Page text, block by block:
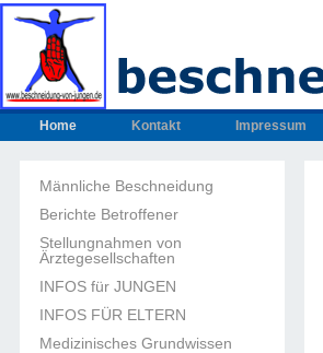
Home Kontakt Impressum
Männliche Beschneidung
Berichte Betroffener
Stellungnahmen von
Ärztegesellschaften
INFOS für JUNGEN
INFOS FÜR ELTERN
Medizinisches Grundwissen